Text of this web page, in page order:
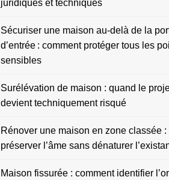
juridiques et techniques
Sécuriser une maison au-delà de la
d’entrée : comment protéger tous les
sensibles
Surélévation de maison : quand le
devient techniquement risqué
Rénover une maison en zone classée :
préserver l’âme sans dénaturer
Maison fissurée : comment identifier